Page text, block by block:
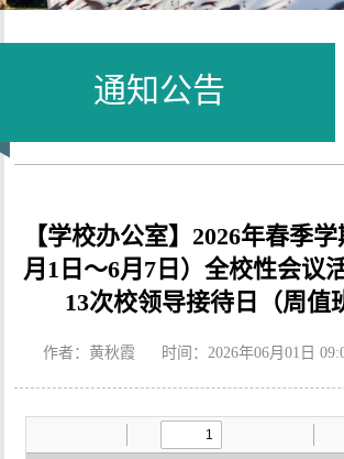
通知公告
当前位置：首页-
【学校办公室】2026年春季
月1日～6月7日）全校性会议
13次校领导接待日（周值
作者：黄秋霞 时间：2026年06月01日